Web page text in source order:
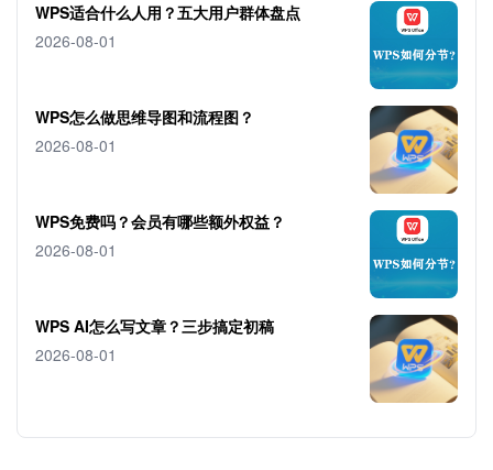
WPS适合什么人用？五大用户群体盘点
2026-08-01
WPS怎么做思维导图和流程图？
2026-08-01
WPS免费吗？会员有哪些额外权益？
2026-08-01
WPS AI怎么写文章？三步搞定初稿
2026-08-01